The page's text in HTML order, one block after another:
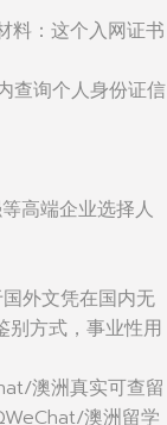
料：这个入网证书
查询个人身份证信
高端企业选择人
外文凭在国内无
别方式，事业性用
澳洲真实可查留
澳洲留学